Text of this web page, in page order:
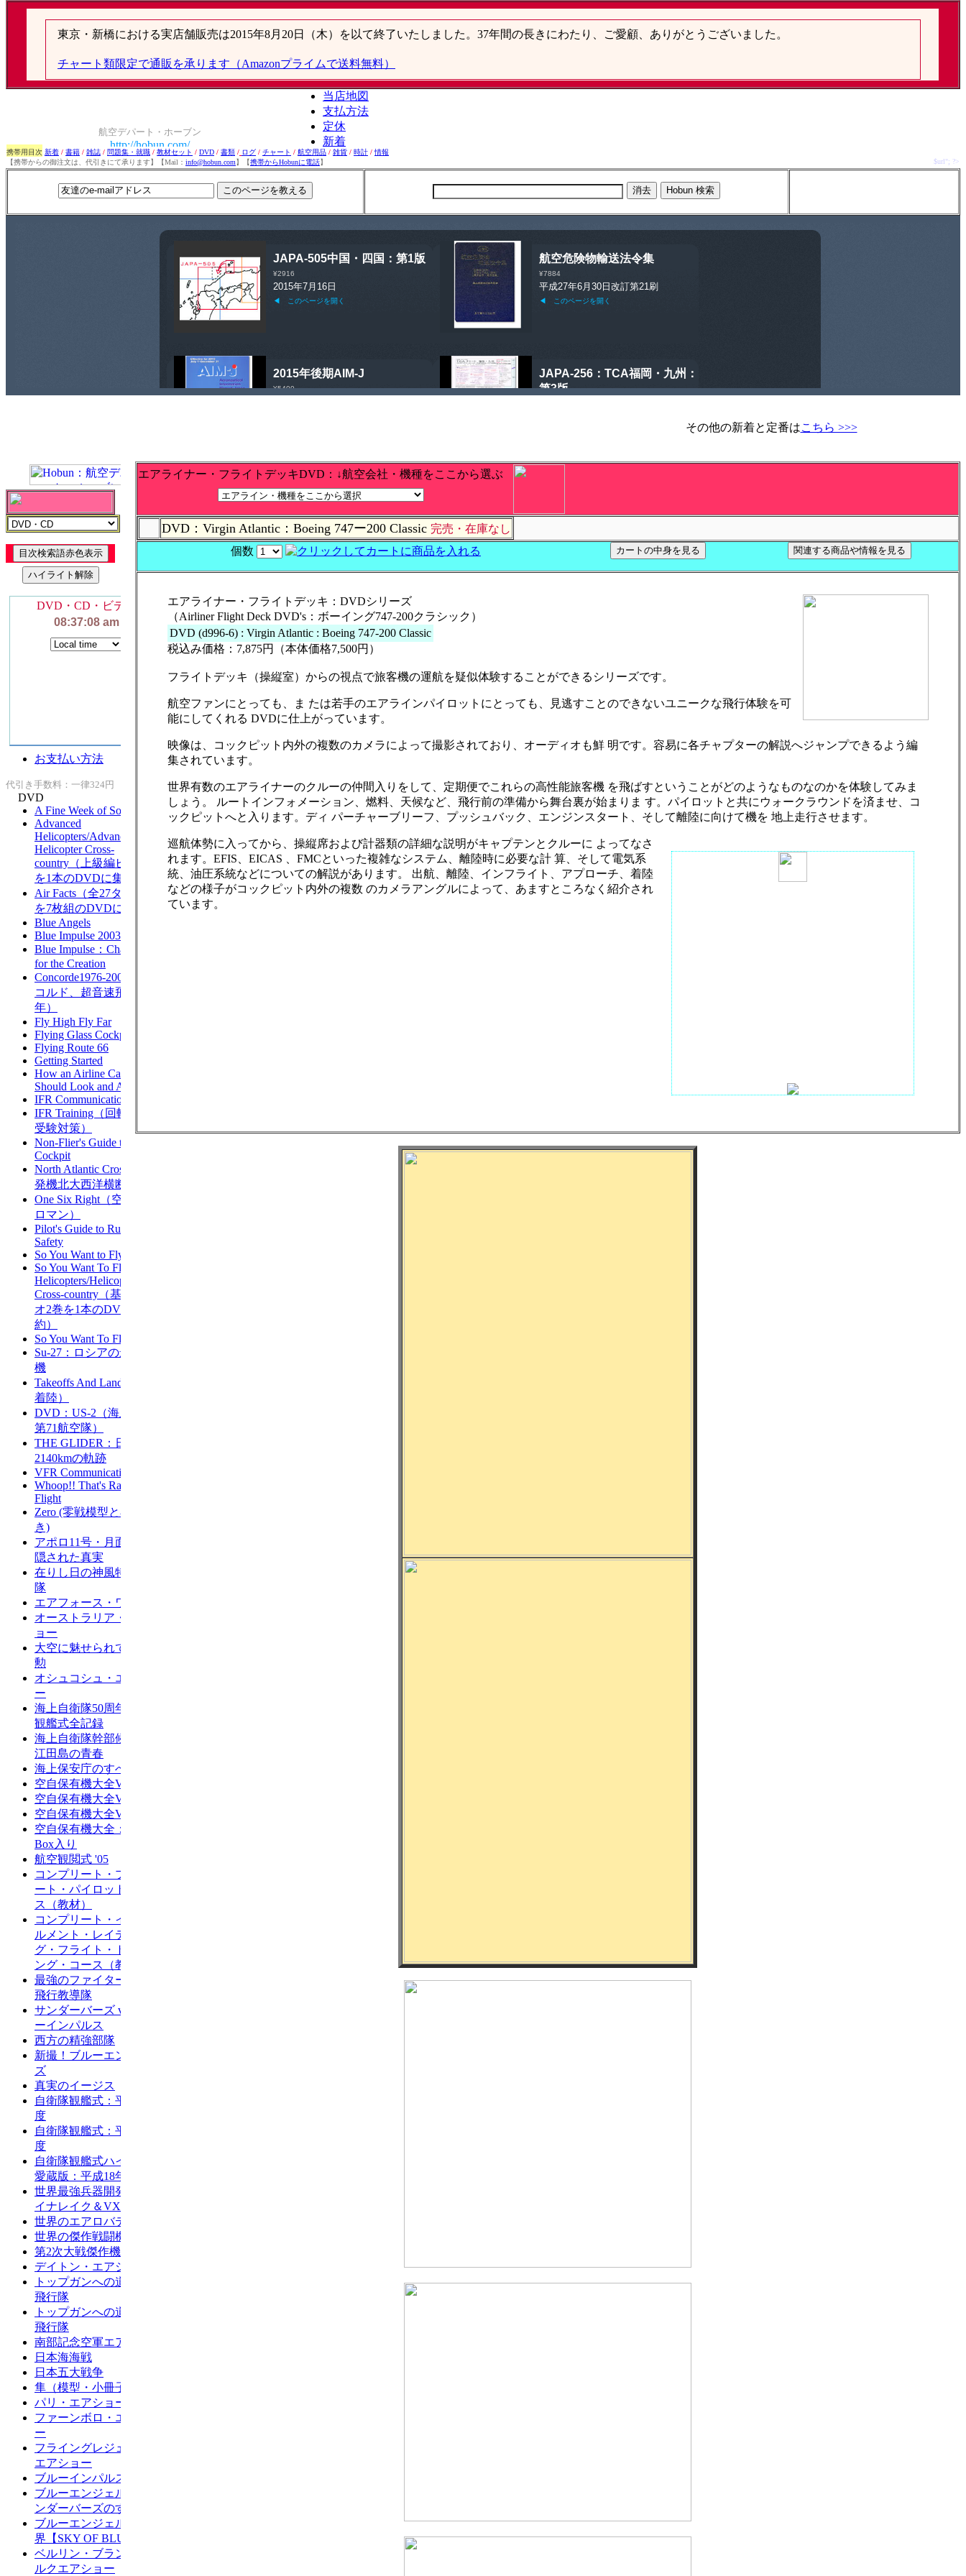
携帯用目次 新着 / 書籍 / 雑誌 / 問題集・就職 / 教材セット / DVD / 書類 / ログ / チャート / 航空用品 / 雑貨 / 時計 / 情報
【携帯からの御注文は、代引きにて承ります】【Mail： info@hobun.com】【携帯からHobunに電話】 $url"; ?>
その他の新着と定番はこちら >>>
エアライナー・フライトデッキDVD：↓航空会社・機種をここから選ぶ
DVD：Virgin Atlantic：Boeing 747ー200 Classic 完売・在庫なし
個数
エアライナー・フライトデッキ：DVDシリーズ
（Airliner Flight Deck DVD's：ボーイング747-200クラシック）
DVD (d996-6) : Virgin Atlantic : Boeing 747-200 Classic
税込み価格：7,875円（本体価格7,500円）
フライトデッキ（操縦室）からの視点で旅客機の運航を疑似体験することができるシリーズです。
航空ファンにとっても、ま たは若手のエアラインパイロットにとっても、見逃すことのできないユニークな飛行体験を可
能にしてくれる DVDに仕上がっています。
映像は、コックピット内外の複数のカメラによって撮影されており、オーディオも鮮 明です。容易に各チャプターの解説へジャンプできるよう編
集されています。
世界有数のエアライナーのクルーの仲間入りをして、定期便でこれらの高性能旅客機 を飛ばすということがどのようなものなのかを体験してみま
しょう。 ルートインフォメーション、燃料、天候など、飛行前の準備から舞台裏が始まりま す。パイロットと共にウォークラウンドを済ませ、コ
ックピットへと入ります。ディ パーチャーブリーフ、プッシュバック、エンジンスタート、そして離陸に向けて機を 地上走行させます。
巡航体勢に入ってから、操縦席および計器類の詳細な説明がキャプテンとクルーに よってなさ
れます。EFIS、EICAS 、FMCといった複雑なシステム、離陸時に必要な計 算、そして電気系
統、油圧系統などについての解説があります。 出航、離陸、インフライト、アプローチ、着陸
などの様子がコックピット内外の複数 のカメラアングルによって、あますところなく紹介され
ています。